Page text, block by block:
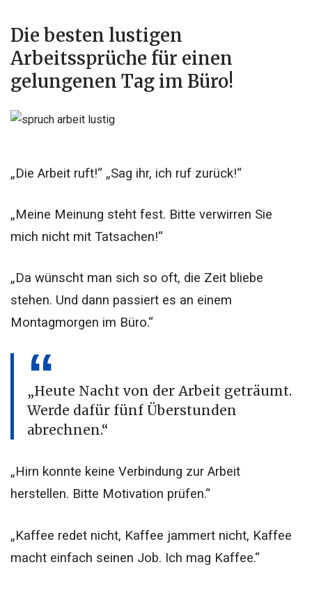
Die besten lustigen
Arbeitssprüche für einen
gelungenen Tag im Büro!
„Die Arbeit ruft!“ „Sag ihr, ich ruf zurück!“
„Meine Meinung steht fest. Bitte verwirren Sie
mich nicht mit Tatsachen!“
„Da wünscht man sich so oft, die Zeit bliebe
stehen. Und dann passiert es an einem
Montagmorgen im Büro.“
„Heute Nacht von der Arbeit geträumt.
Werde dafür fünf Überstunden
abrechnen.“
„Hirn konnte keine Verbindung zur Arbeit
herstellen. Bitte Motivation prüfen.“
„Kaffee redet nicht, Kaffee jammert nicht, Kaffee
macht einfach seinen Job. Ich mag Kaffee.“